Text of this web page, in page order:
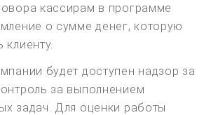
кассирам в программе
о сумме денег, которую
будет доступен надзор за
за выполнением
задач. Для оценки работы